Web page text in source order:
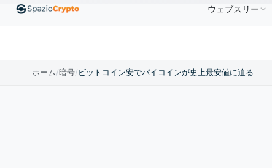
↑1.10% EthereumETH$1,880.58 $0.9991 ↑0.00% BNBBNB
ウェブスリー
ホーム/暗号/ビットコイン安でパイコインが史上最安値に迫る